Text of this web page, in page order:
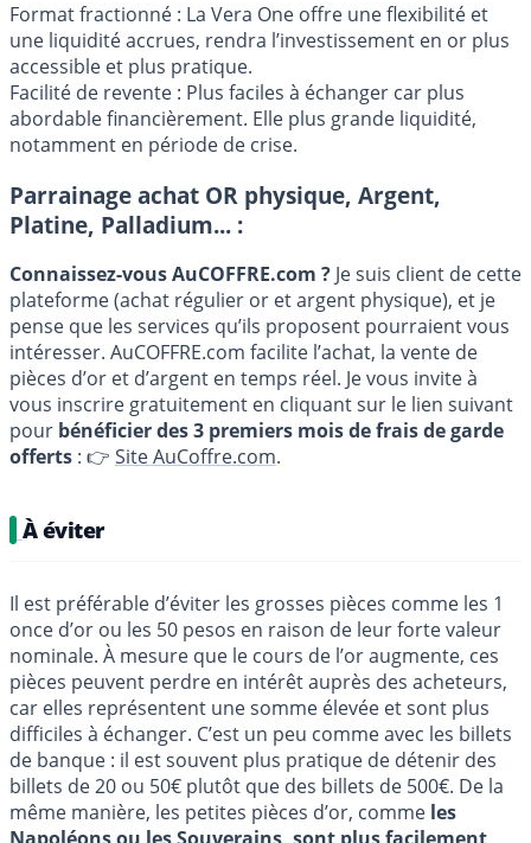
Format fractionné : La Vera One offre une flexibilité et
une liquidité accrues, rendra l’investissement en or plus
accessible et plus pratique.
Facilité de revente : Plus faciles à échanger car plus
abordable financièrement. Elle plus grande liquidité,
notamment en période de crise.
Parrainage achat OR physique, Argent,
Platine, Palladium... :
Connaissez-vous AuCOFFRE.com ? Je suis client de cette
plateforme (achat régulier or et argent physique), et je
pense que les services qu’ils proposent pourraient vous
intéresser. AuCOFFRE.com facilite l’achat, la vente de
pièces d’or et d’argent en temps réel. Je vous invite à
vous inscrire gratuitement en cliquant sur le lien suivant
pour bénéficier des 3 premiers mois de frais de garde
offerts : 👉 Site AuCoffre.com.
À éviter
Il est préférable d’éviter les grosses pièces comme les 1
once d’or ou les 50 pesos en raison de leur forte valeur
nominale. À mesure que le cours de l’or augmente, ces
pièces peuvent perdre en intérêt auprès des acheteurs,
car elles représentent une somme élevée et sont plus
difficiles à échanger. C’est un peu comme avec les billets
de banque : il est souvent plus pratique de détenir des
billets de 20 ou 50€ plutôt que des billets de 500€. De la
même manière, les petites pièces d’or, comme les